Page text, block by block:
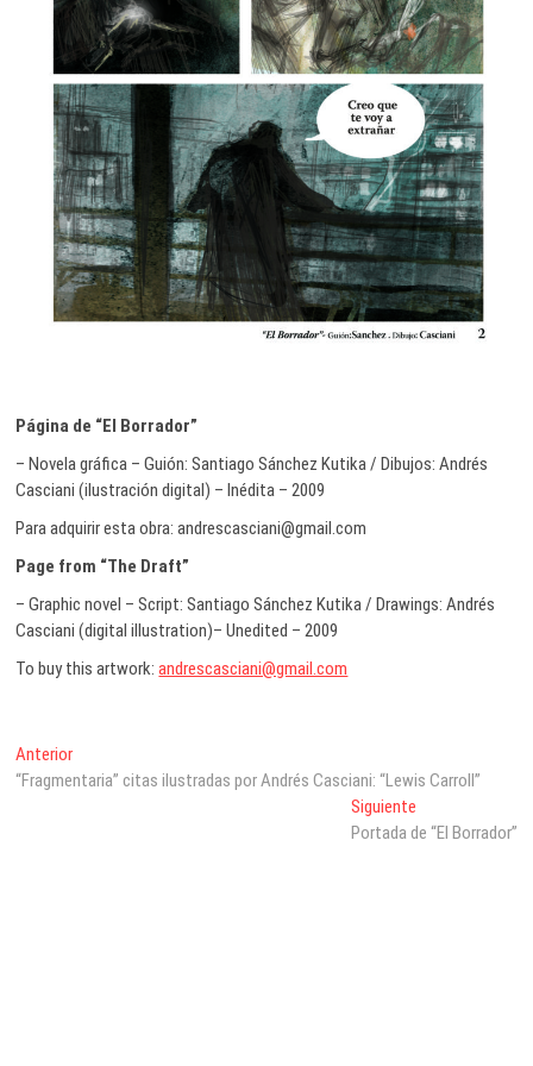
Página de “El Borrador”
– Novela gráfica – Guión: Santiago Sánchez Kutika / Dibujos: Andrés
Casciani (ilustración digital) – Inédita – 2009
Para adquirir esta obra: andrescasciani@gmail.com
Page from “The Draft”
– Graphic novel – Script: Santiago Sánchez Kutika / Drawings: Andrés
Casciani (digital illustration)– Unedited – 2009
To buy this artwork:andrescasciani@gmail.com
Navegación
de
AnteriorEntrada
anterior:
“Fragmentaria” citas ilustradas por Andrés Casciani: “Lewis Carroll”
SiguienteEntrada
siguiente:
Portada de “El Borrador”